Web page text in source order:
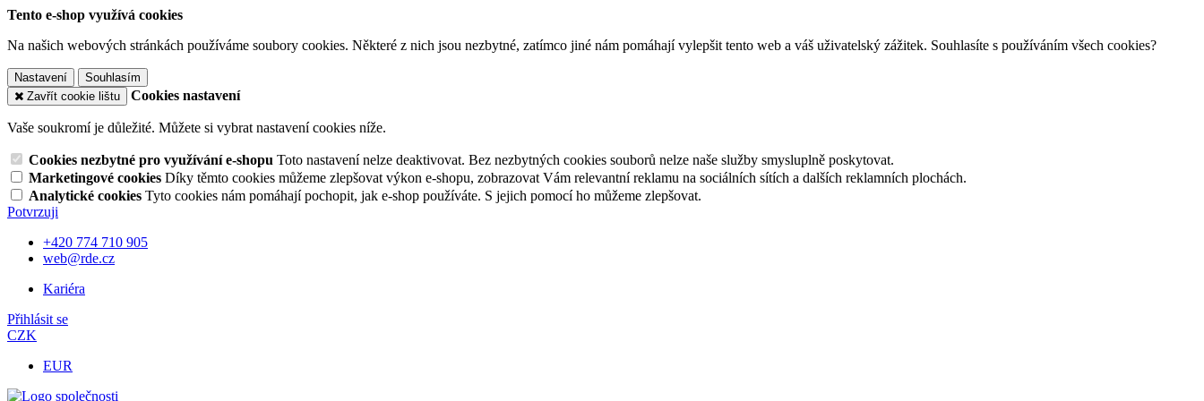
Tento e-shop využívá cookies
Na našich webových stránkách používáme soubory cookies. Některé z nich jsou nezbytné, zatímco jiné nám pomáhají vylepšit tento web a váš uživatelský zážitek. Souhlasíte s používáním všech cookies?
Nastavení
Souhlasím
Zavřít cookie lištu
Cookies nastavení
Vaše soukromí je důležité. Můžete si vybrat nastavení cookies níže.
Cookies nezbytné pro využívání e-shopu Toto nastavení nelze deaktivovat. Bez nezbytných cookies souborů nelze naše služby smysluplně poskytovat.
Marketingové cookies Díky těmto cookies můžeme zlepšovat výkon e-shopu, zobrazovat Vám relevantní reklamu na sociálních sítích a dalších reklamních plochách.
Analytické cookies Tyto cookies nám pomáhají pochopit, jak e-shop používáte. S jejich pomocí ho můžeme zlepšovat.
Potvrzuji
+420 774 710 905
web@rde.cz
Kariéra
Přihlásit se
CZK
EUR